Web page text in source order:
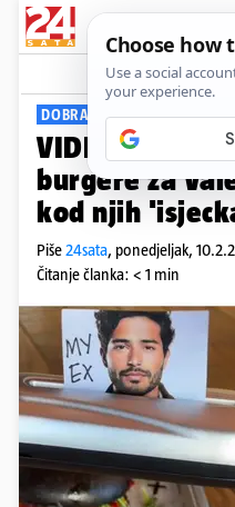
DOBRA IDEJA ILI?
VIDEO
burgere za
kod njih
Piše24sata, ponedjeljak,
Čitanje članka: < 1 min